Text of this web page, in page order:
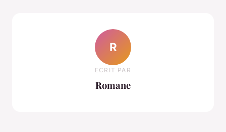
R
ECRIT PAR
Romane